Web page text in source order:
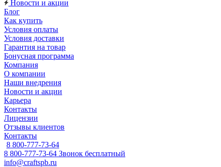
Новости и акции
Блог
Как купить
Условия оплаты
Условия доставки
Гарантия на товар
Бонусная программа
Компания
О компании
Наши внедрения
Новости и акции
Карьера
Контакты
Лицензии
Отзывы клиентов
Контакты
8 800-777-73-64
8 800-777-73-64 Звонок бесплатный
info@craftspb.ru